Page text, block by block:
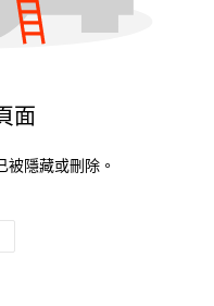
面
隱藏或刪除。